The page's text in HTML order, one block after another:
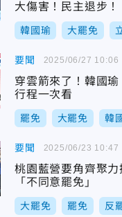
大傷害！民主退步！
韓國瑜 大罷免
要聞
穿雲箭來了！韓國
行程一次看
罷免 大罷免 韓
2025/06/27 10:06
要聞
桃園藍營要角齊聚
「不同意罷免」
大罷免 罷免 反
2025/06/23 10:47